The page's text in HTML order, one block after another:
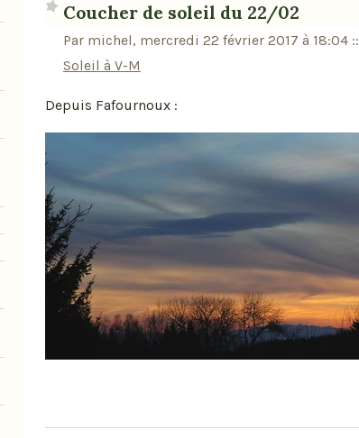
Coucher de soleil du 22/02
Par michel, mercredi 22 février 2017 à 18:04 ::
Soleil à V-M
Depuis Fafournoux :